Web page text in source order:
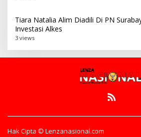
Tiara Natalia Alim Diadili Di PN
Investasi Alkes
3 views
Hak Cipta © Lenzanasional.com